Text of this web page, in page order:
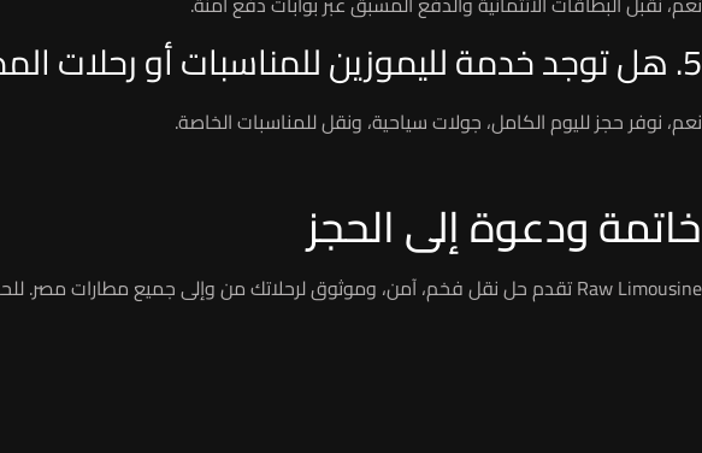
5. هل توجد خدمة لليموزين للمناسبات أو رحلات المدينة؟
نعم، نوفر حجز لليوم الكامل، جولات سياحية، ونقل للمناسبات الخاصة.
خاتمة ودعوة إلى الحجز
Raw Limousine تقدم حل نقل فخم، آمن، وموثوق لرحلاتك من وإلى جميع مطارات مصر. للحجز الفوري أو الاستفسار، اتصل بالخط الساخن: